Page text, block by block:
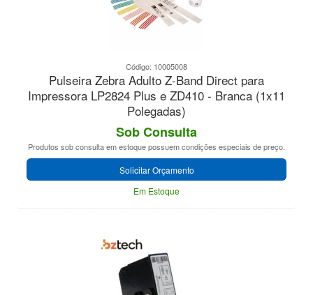
Código: 10005008
Pulseira Zebra Adulto Z-Band Direct para
Impressora LP2824 Plus e ZD410 - Branca (1x11
Polegadas)
Sob Consulta
Produtos sob consulta em estoque possuem condições especiais de preço.
Solicitar Orçamento
Em Estoque